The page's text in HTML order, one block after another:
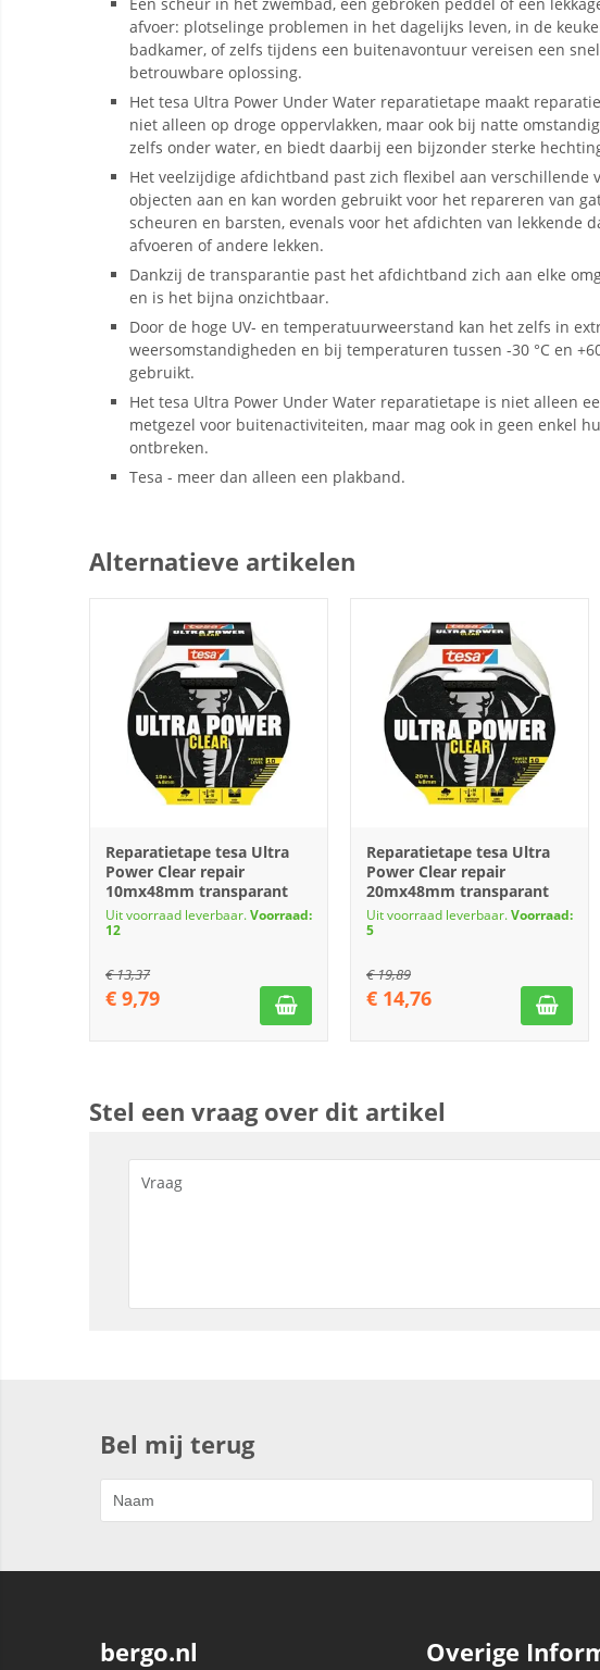
afvoer: plotselinge problemen in het dagelijks leven, in de
badkamer, of zelfs tijdens een buitenavontuur vereisen een
betrouwbare oplossing.
Het tesa Ultra Power Under Water reparatietape maakt
niet alleen op droge oppervlakken, maar ook bij natte
zelfs onder water, en biedt daarbij een bijzonder sterke
Het veelzijdige afdichtband past zich flexibel aan verschillende
objecten aan en kan worden gebruikt voor het repareren van
scheuren en barsten, evenals voor het afdichten van lekkende
afvoeren of andere lekken.
Dankzij de transparantie past het afdichtband zich aan elke
en is het bijna onzichtbaar.
Door de hoge UV- en temperatuurweerstand kan het zelfs in
weersomstandigheden en bij temperaturen tussen -30 °C en
gebruikt.
Het tesa Ultra Power Under Water reparatietape is niet alleen
metgezel voor buitenactiviteiten, maar mag ook in geen enkel
ontbreken.
Tesa - meer dan alleen een plakband.
Alternatieve artikelen
Reparatietape tesa Ultra
Power Clear repair
10mx48mm transparant
Uit voorraad leverbaar.Voorraad:
12
€13,37
€ 9,79
Reparatietape tesa Ultra
Power Clear repair
20mx48mm transparant
Uit voorraad leverbaar.Voorraad:
5
€19,89
€ 14,76
Stel een vraag over dit artikel
Bel mij terug
bergo.nl Overige